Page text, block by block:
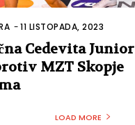
-11 LISTOPADA, 2023
Cedevita Junior
MZT Skopje
LOAD MORE